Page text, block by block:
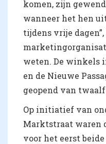
komen, zijn
wanneer het hen
tijdens vrije
weten. De winkels
en de Nieuwe
geopend van
Op initiatief van
Marktstraat waren
voor het eerst beide